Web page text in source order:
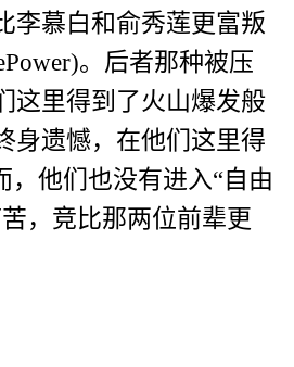
李慕白和俞秀莲更富叛
。后者那种被压
这里得到了火山爆发般
身遗憾，在他们这里得
，他们也没有进入“自由
，竞比那两位前辈更